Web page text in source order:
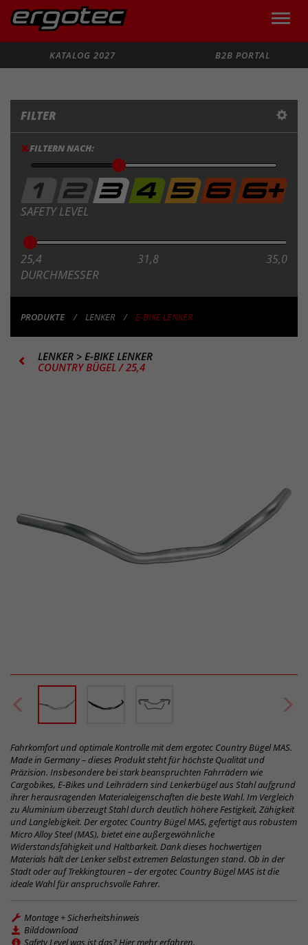
Toggle
KATALOG 2027
B2B PORTAL
FILTER
FILTERN NACH:
SAFETY LEVEL
25,4 31,8 35,0
DURCHMESSER
PRODUKTE LENKER E-BIKE LENKER
LENKER > E-BIKE LENKER
COUNTRY BÜGEL / 25,4
Fahrkomfort und optimale Kontrolle mit dem ergotec Country Bügel MAS.
Made in Germany – dieses Produkt steht für höchste Qualität und
Präzision. Insbesondere bei stark beanspruchten Fahrrädern wie
Cargobikes, E-Bikes und Leihrädern sind Lenkerbügel aus Stahl aufgrund
ihrer herausragenden Materialeigenschaften die beste Wahl. Im Vergleich
zu Aluminium überzeugt Stahl durch deutlich höhere Festigkeit, Zähigkeit
und Langlebigkeit. Der ergotec Country Bügel MAS, gefertigt aus robustem
Micro Alloy Steel (MAS), bietet eine außergewöhnliche
Widerstandsfähigkeit und Haltbarkeit. Dank dieses hochwertigen
Materials hält der Lenker selbst extremen Belastungen stand. Ob in der
Stadt oder auf Trekkingtouren – der ergotec Country Bügel MAS ist die
ideale Wahl für anspruchsvolle Fahrer.
Montage + Sicherheitshinweis
Bilddownload
Safety Level was ist das? Hier mehr erfahren.